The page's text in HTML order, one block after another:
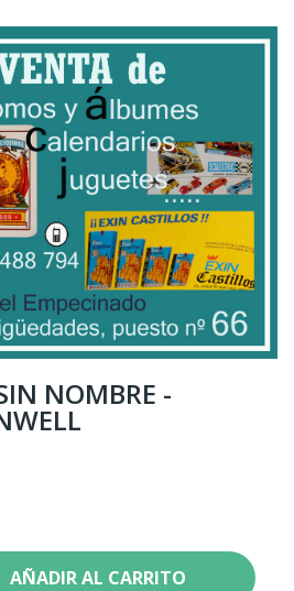
NOMBRE -
AÑADIR AL CARRITO